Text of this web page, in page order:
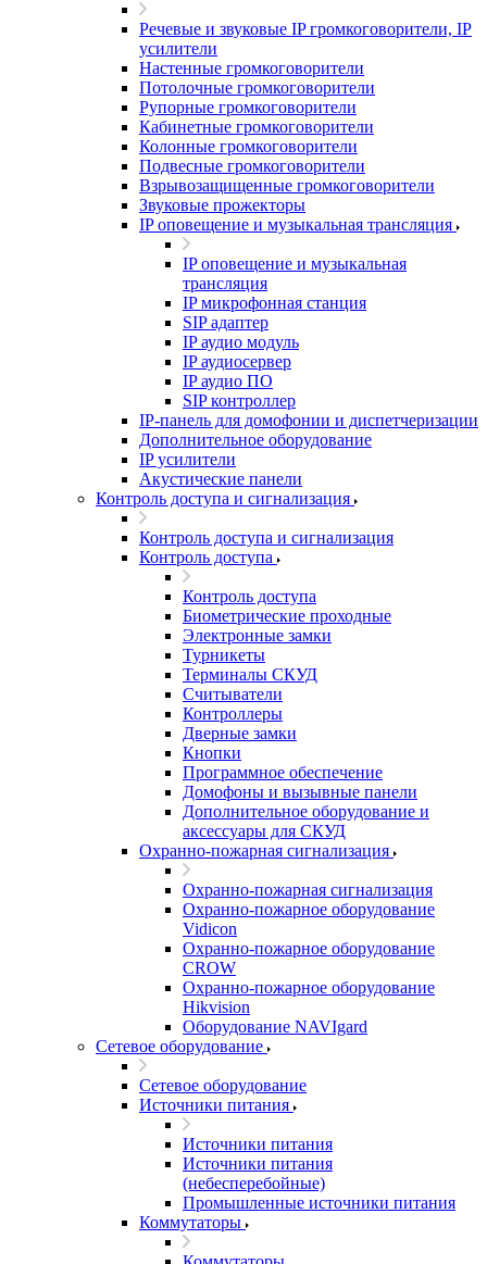
Речевые и звуковые IP громкоговорители, IP
усилители
Настенные громкоговорители
Потолочные громкоговорители
Рупорные громкоговорители
Кабинетные громкоговорители
Колонные громкоговорители
Подвесные громкоговорители
Взрывозащищенные громкоговорители
Звуковые прожекторы
IP оповещение и музыкальная трансляция
IP оповещение и музыкальная
трансляция
IP микрофонная станция
SIP адаптер
IP аудио модуль
IP аудиосервер
IP аудио ПО
SIP контроллер
IP-панель для домофонии и диспетчеризации
Дополнительное оборудование
IP усилители
Акустические панели
Контроль доступа и сигнализация
Контроль доступа и сигнализация
Контроль доступа
Контроль доступа
Биометрические проходные
Электронные замки
Турникеты
Терминалы СКУД
Считыватели
Контроллеры
Дверные замки
Кнопки
Программное обеспечение
Домофоны и вызывные панели
Дополнительное оборудование и
аксессуары для СКУД
Охранно-пожарная сигнализация
Охранно-пожарная сигнализация
Охранно-пожарное оборудование
Vidicon
Охранно-пожарное оборудование
CROW
Охранно-пожарное оборудование
Hikvision
Оборудование NAVIgard
Сетевое оборудование
Сетевое оборудование
Источники питания
Источники питания
Источники питания
(небесперебойные)
Промышленные источники питания
Коммутаторы